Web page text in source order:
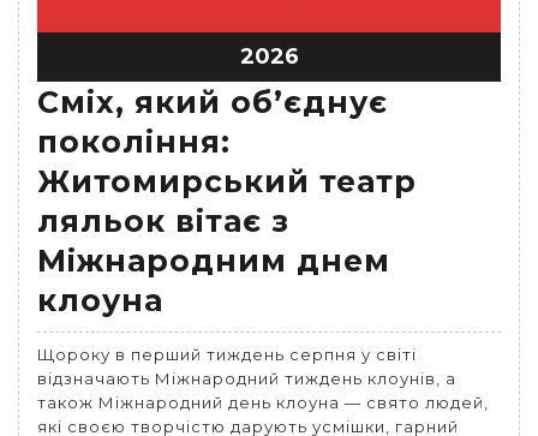
2026
Сміх, який об’єднує
покоління:
Житомирський театр
ляльок вітає з
Міжнародним днем
клоуна
Щороку в перший тиждень серпня у світі
відзначають Міжнародний тиждень клоунів, а
також Міжнародний день клоуна — свято людей,
які своєю творчістю дарують усмішки, гарний